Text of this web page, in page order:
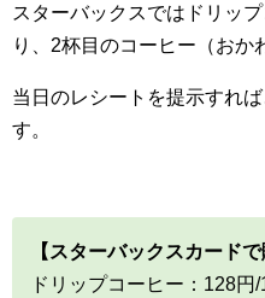
スターバックスではドリッ
り、2杯目のコーヒー（おか
当日のレシートを提示すれ
す。
【スターバックスカードで
ドリップコーヒー：128